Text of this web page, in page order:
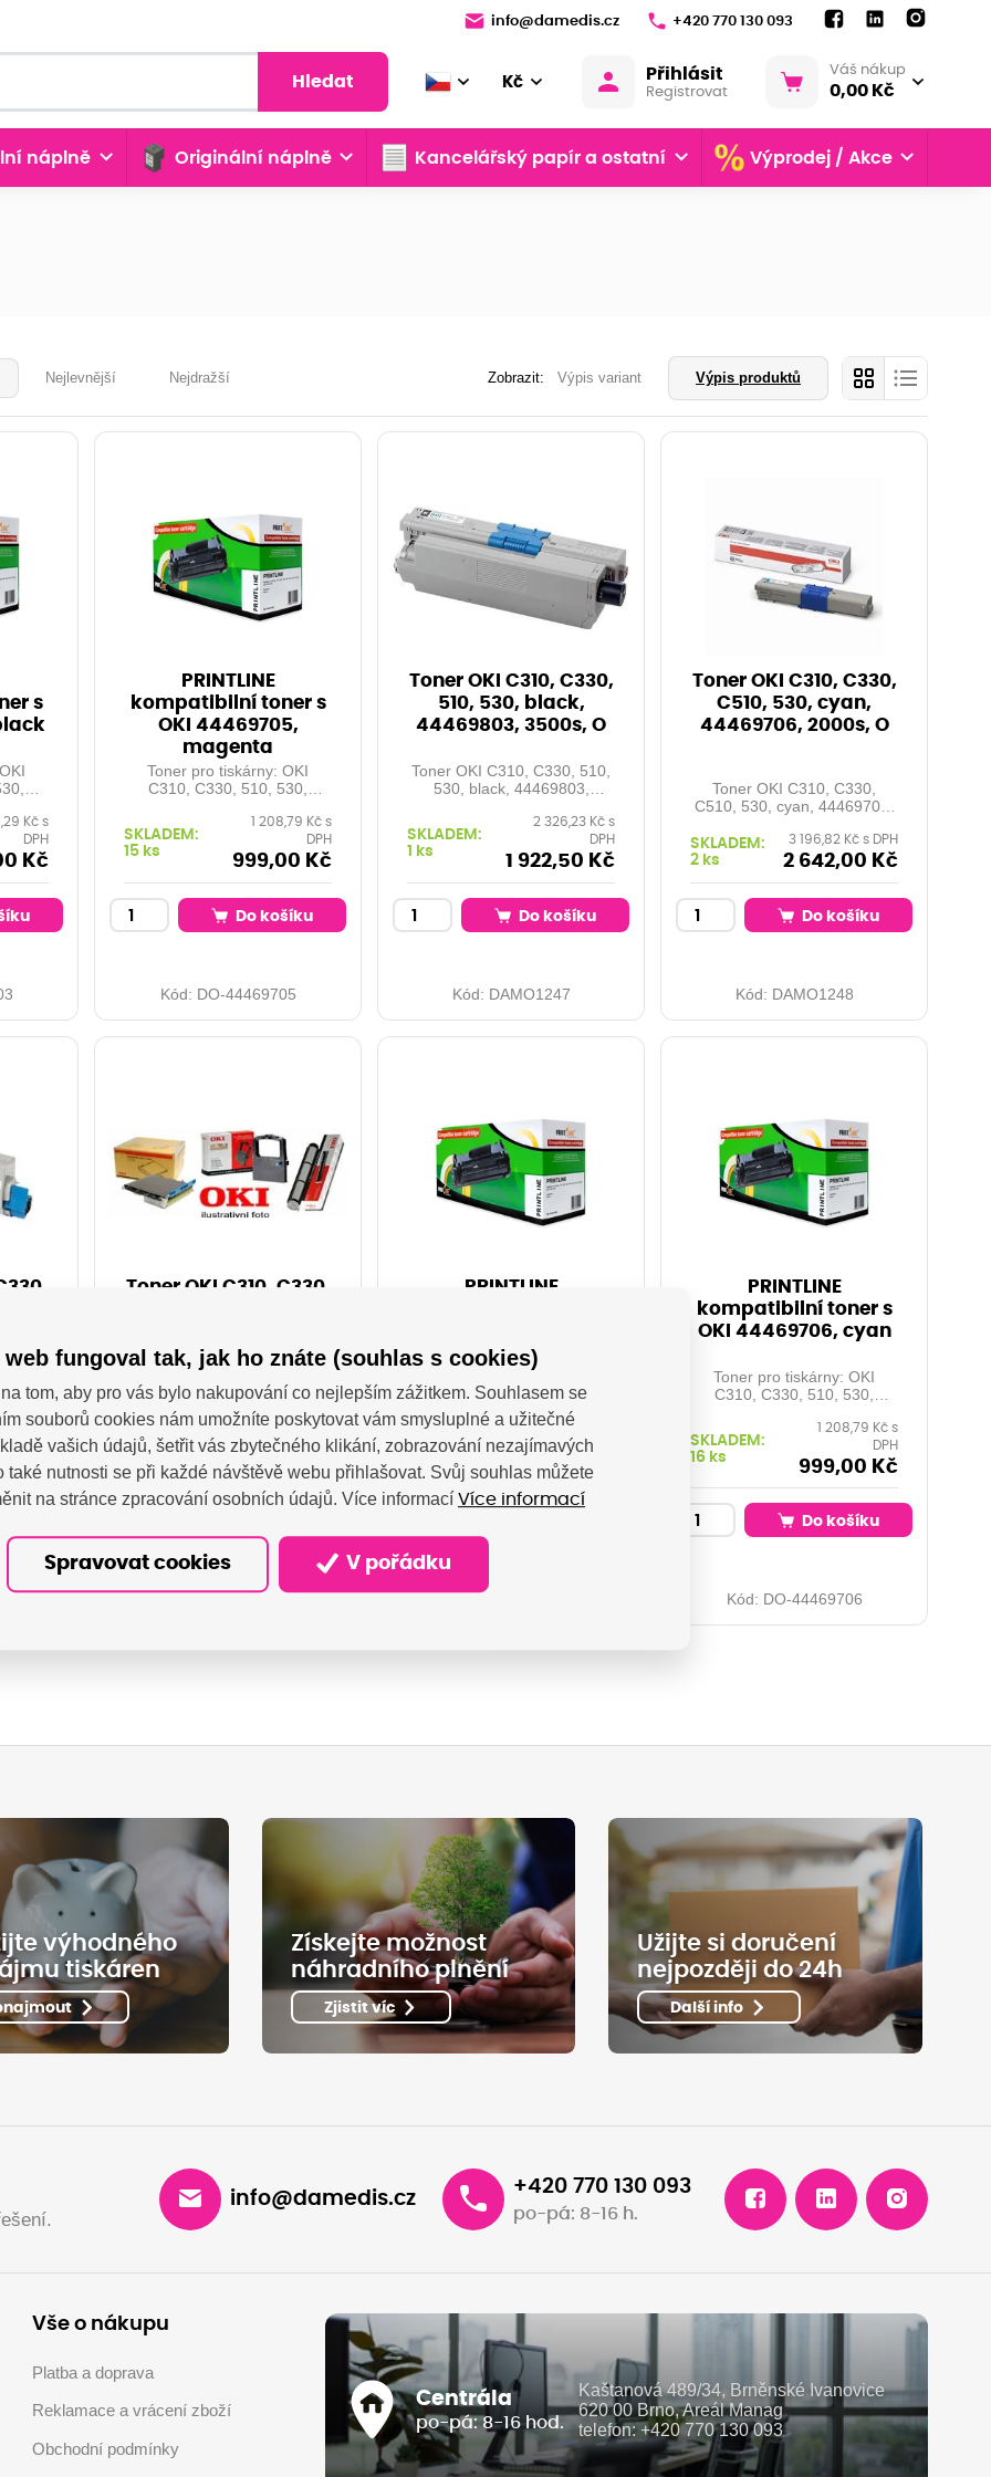
info@damedis.cz +420 770 130 093
Hledat Kč Přihlásit
Registrovat
Váš nákup
0,00 Kč
náplně Originální náplně Kancelářský papír a ostatní Výprodej / Akce
Nejlevnější Nejdražší Zobrazit: Výpis variant Výpis produktů
s
Kč s
DPH
Kč
PRINTLINE
kompatibilní toner s
OKI 44469705,
magenta
Toner pro tiskárny: OKI
C310, C330, 510, 530,
Orientační kapacita: 2.000
stran při 5% pokrytí Barva:
magenta
SKLADEM:
15 ks
1 208,79 Kč s
DPH
999,00 Kč
Do košíku
Kód: DO-44469705
Toner OKI C310, C330,
510, 530, black,
44469803, 3500s, O
Toner OKI C310, C330, 510,
530, black, 44469803,
SKLADEM:
1 ks
2 326,23 Kč s
DPH
1 922,50 Kč
Do košíku
Kód: DAMO1247
Toner OKI C310, C330,
C510, 530, cyan,
44469706, 2000s, O
Toner OKI C310, C330,
C510, 530, cyan, 44469706,
SKLADEM:
2 ks
3 196,82 Kč s DPH
2 642,00 Kč
Do košíku
Kód: DAMO1248
O
s DPH
Kč
Toner OKI C310, C330,
Toner OKI C310, C330,
C510, 530, yellow,
44469704, 2000s, O
SKLADEM:
6 ks
3 196,82 Kč s DPH
2 642,00 Kč
PRINTLINE
yellow
C310, C330, 510, 530,
MC351, 361, 561, ...
Orientační kapacita: 2.000
stran při 5% pokrytí Barva:
yellow
SKLADEM:
28 ks
1 208,79 Kč s
DPH
999,00 Kč
PRINTLINE
kompatibilní toner s
OKI 44469706, cyan
Toner pro tiskárny: OKI
C310, C330, 510, 530,
Orientační kapacita: 2.000
stran při 5% pokrytí Barva:
cyan
SKLADEM:
16 ks
1 208,79 Kč s
DPH
999,00 Kč
Do košíku
Kód: DO-44469706
výhodného
tiskáren
Získejte možnost
náhradního plnění
Zjistit víc
Užijte si doručení
nejpozději do 24h
Další info
info@damedis.cz
+420 770 130 093
po-pá: 8-16 h.
Vše o nákupu
Platba a doprava
Reklamace a vrácení zboží
Obchodní podmínky
Centrála
po-pá: 8-16 hod.
Kaštanová 489/34, Brněnské Ivanovice
620 00 Brno, Areál Manag
telefon: +420 770 130 093
web fungoval tak, jak ho znáte (souhlas s cookies)
tom, aby pro vás bylo nakupování co nejlepším zážitkem. Souhlasem se
souborů cookies nám umožníte poskytovat vám smysluplné a užitečné
vašich údajů, šetřit vás zbytečného klikání, zobrazování nezajímavých
také nutnosti se při každé návštěvě webu přihlašovat. Svůj souhlas můžete
na stránce zpracování osobních údajů. Více informací Více informací
Spravovat cookies V pořádku